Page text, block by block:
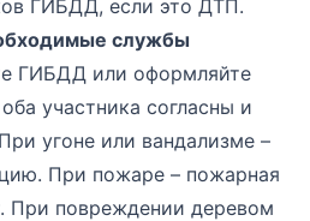
ГИБДД, если это ДТП.
службы
ГИБДД или оформляйте
участника согласны и
угоне или вандализме –
При пожаре – пожарная
При повреждении деревом